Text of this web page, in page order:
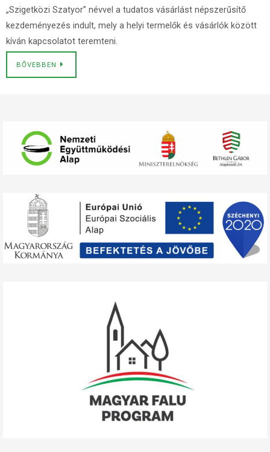
„Szigetközi Szatyor” névvel a tudatos vásárlást népszerűsítő
kezdeményezés indult, mely a helyi termelők és vásárlók között
kíván kapcsolatot teremteni.
BŐVEBBEN